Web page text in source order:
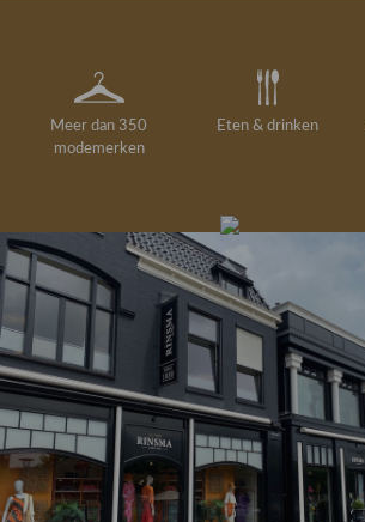
Meer dan 350
modemerken
Eten & drinken
drankje
Gratis retourneren in
de winkel
Deskundig
kledingadvies